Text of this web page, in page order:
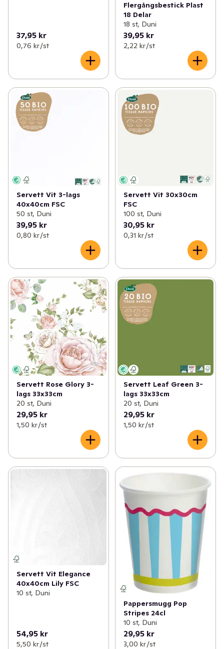
37,95 kr
0,76 kr /st
Flergångsbestick Plast
18 Delar
18 st, Duni
39,95 kr
2,22 kr /st
Servett Vit 3-lags
40x40cm FSC
50 st, Duni
39,95 kr
0,80 kr /st
Servett Vit 30x30cm
FSC
100 st, Duni
30,95 kr
0,31 kr /st
Servett Rose Glory 3-
lags 33x33cm
20 st, Duni
29,95 kr
1,50 kr /st
Servett Leaf Green 3-
lags 33x33cm
20 st, Duni
29,95 kr
1,50 kr /st
Servett Vit Elegance
40x40cm Lily FSC
10 st, Duni
54,95 kr
5,50 kr /st
Pappersmugg Pop
Stripes 24cl
10 st, Duni
29,95 kr
3,00 kr /st